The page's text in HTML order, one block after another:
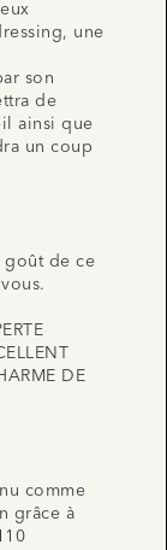
une
son
de
ainsi que
un coup
goût de ce
DE
comme
grâce à